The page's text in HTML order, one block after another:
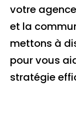
votre
et la
mettons à
pour vous
stratégie